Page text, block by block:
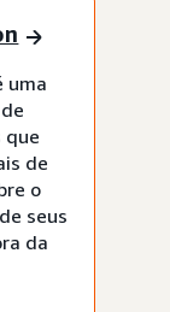
uma
que
de
o
seus
da